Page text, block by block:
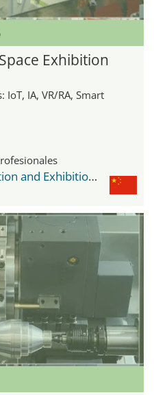
Exhibition
IoT, IA, VR/RA, Smart
Hangzhou Grand Convention and Exhibition Center